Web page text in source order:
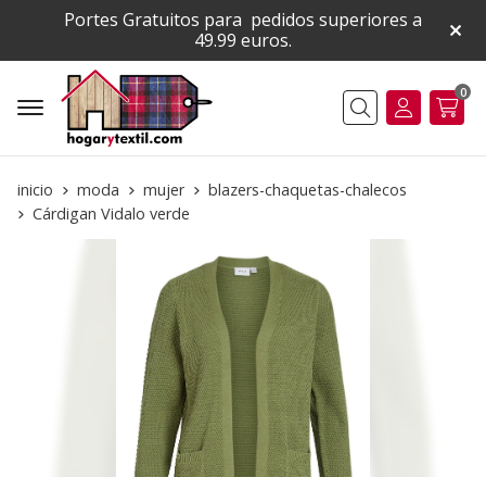
Portes Gratuitos para pedidos superiores a
49.99 euros.
Buscar
0
inicio moda mujer
blazers-chaquetas-chalecos
Cárdigan Vidalo verde